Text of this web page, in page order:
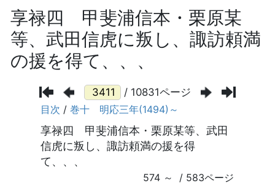
享禄四 甲斐浦信本・栗原某
等、武田信虎に叛し、諏訪頼満
の援を得て、、、
/ 10831ページ